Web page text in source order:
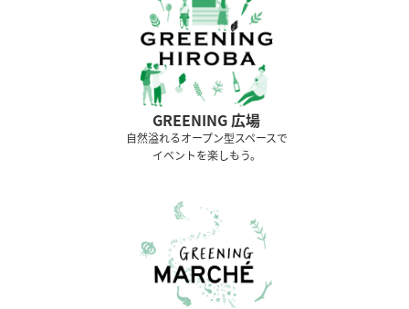
GREENING 広場
⾃然溢れるオープン型スペースで
イベントを楽しもう。